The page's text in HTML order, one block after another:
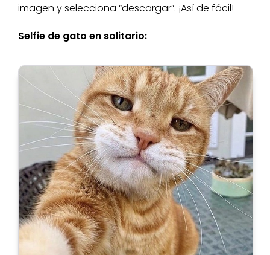
imagen y selecciona “descargar”. ¡Así de fácil!
Selfie de gato en solitario: